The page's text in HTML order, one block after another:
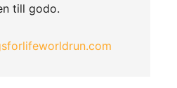
till godo.